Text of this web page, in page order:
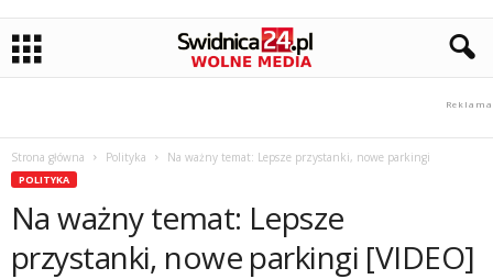
Strona główna Polityka Na ważny temat: Lepsze przystanki, nowe parkingi
POLITYKA
Na ważny temat: Lepsze
przystanki, nowe parkingi [VIDEO]